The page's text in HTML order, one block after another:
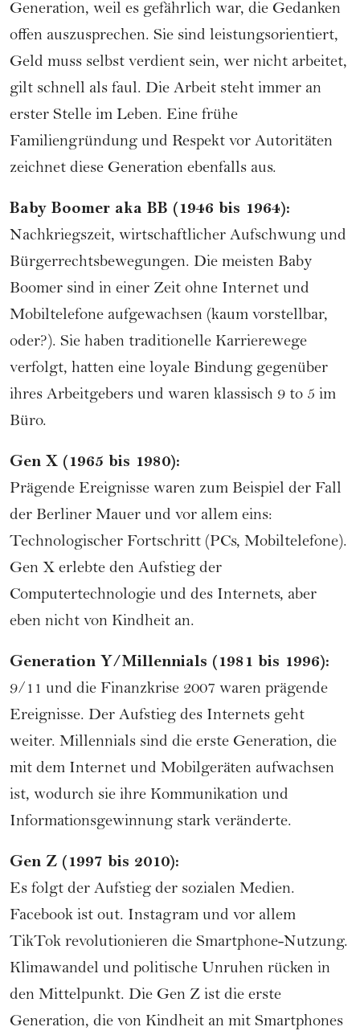
Generation, weil es gefährlich war, die Gedanken
offen auszusprechen. Sie sind leistungsorientiert,
Geld muss selbst verdient sein, wer nicht arbeitet,
gilt schnell als faul. Die Arbeit steht immer an
erster Stelle im Leben. Eine frühe
Familiengründung und Respekt vor Autoritäten
zeichnet diese Generation ebenfalls aus.
Baby Boomer aka BB (1946 bis 1964):
Nachkriegszeit, wirtschaftlicher Aufschwung und
Bürgerrechtsbewegungen. Die meisten Baby
Boomer sind in einer Zeit ohne Internet und
Mobiltelefone aufgewachsen (kaum vorstellbar,
oder?). Sie haben traditionelle Karrierewege
verfolgt, hatten eine loyale Bindung gegenüber
ihres Arbeitgebers und waren klassisch 9 to 5 im
Büro.
Gen X (1965 bis 1980):
Prägende Ereignisse waren zum Beispiel der Fall
der Berliner Mauer und vor allem eins:
Technologischer Fortschritt (PCs, Mobiltelefone).
Gen X erlebte den Aufstieg der
Computertechnologie und des Internets, aber
eben nicht von Kindheit an.
Generation Y/Millennials (1981 bis 1996):
9/11 und die Finanzkrise 2007 waren prägende
Ereignisse. Der Aufstieg des Internets geht
weiter. Millennials sind die erste Generation, die
mit dem Internet und Mobilgeräten aufwachsen
ist, wodurch sie ihre Kommunikation und
Informationsgewinnung stark veränderte.
Gen Z (1997 bis 2010):
Es folgt der Aufstieg der sozialen Medien.
Facebook ist out. Instagram und vor allem
TikTok revolutionieren die Smartphone-Nutzung.
Klimawandel und politische Unruhen rücken in
den Mittelpunkt. Die Gen Z ist die erste
Generation, die von Kindheit an mit Smartphones